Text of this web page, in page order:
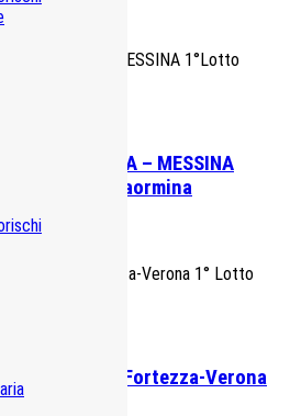
,
CATANIA – MESSINA
– Taormina
,Ingegneria Civile
ferroviaria Fortezza-Verona
Gardena